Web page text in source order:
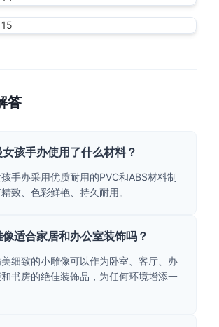
答
孩手办使用了什么材料？
手办采用优质耐用的PVC和ABS材料制
致、色彩鲜艳、持久耐用。
适合家居和办公室装饰吗？
细致的小雕像可以作为卧室、客厅、办
书房的绝佳装饰品，为任何环境增添一